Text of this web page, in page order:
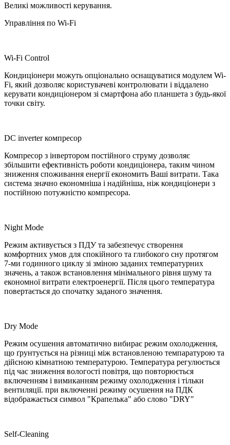
Великі можливості керування.
Управління по Wi-Fi
Wi-Fi Control
Кондиціонери можуть опціонально оснащуватися модулем Wi-
Fi, який дозволяє користувачеві контролювати і віддалено
керувати кондиціонером зі смартфона або планшета з будь-якої
точки світу.
DC inverter компресор
Компресор з інвертором постійного струму дозволяє
збільшити ефективність роботи кондиціонера, таким чином
зниження споживання енергії економить Ваші витрати. Така
система значно економніша і надійніша, ніж кондиціонери з
постійною потужністю компресора.
Night Mode
Режим активується з ПДУ та забезпечує створення
комфортних умов для спокійного та глибокого сну протягом
7-ми годинного циклу зі зміною заданих температурних
значень, а також встановлення мінімального рівня шуму та
економної витрати електроенергії. Після цього температура
повертається до спочатку заданого значення.
Dry Mode
Режим осушення автоматично вибирає режим охолодження,
що ґрунтується на різниці між встановленою темпаратурою та
дійсною кімнатною температурою. Температура регулюється
під час зниження вологості повітря, що повторюється
включенням і вимиканням режиму охолодження і тільки
вентиляції. при включенні режиму осушення на ПДК
відображається символ "Крапелька" або слово "DRY"
Self-Cleaning